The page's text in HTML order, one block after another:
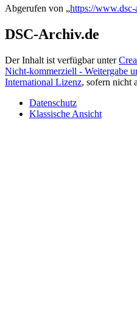
Abgerufen von „https://
DSC-Archiv.de
Der Inhalt ist verfügbar unter
Nicht-kommerziell - Weitergabe
International Lizenz, sofern nicht
Datenschutz
Klassische Ansicht